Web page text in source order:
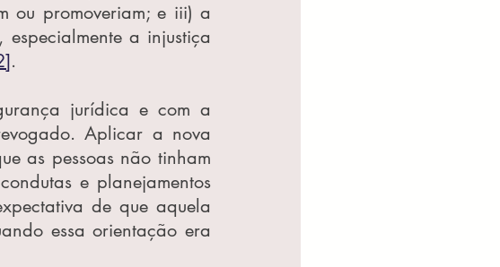
ou promoveriam; e iii) a
a injustiça
.
jurídica e com a
Aplicar a nova
as pessoas não tinham
e planejamentos
de que aquela
essa orientação era